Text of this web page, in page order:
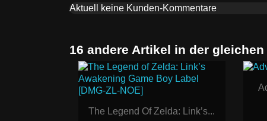
Aktuell keine Kunden-Kommentare
16 andere Artikel in der
The Legend Of Zelda: Link’s...